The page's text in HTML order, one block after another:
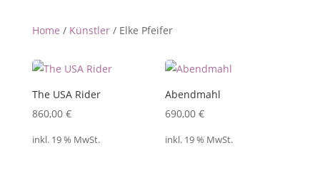
Home / Künstler/ Elke Pfeifer
The USA Rider
860,00 €
inkl. 19 % MwSt.
Abendmahl
690,00€
inkl. 19 % MwSt.